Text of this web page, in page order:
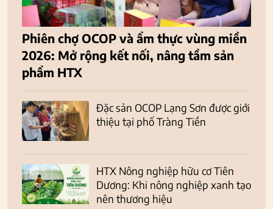
Phiên chợ OCOP và ẩm thực vùng miền
2026: Mở rộng kết nối, nâng tầm sản
phẩm HTX
Đặc sản OCOP Lạng Sơn được giới
thiệu tại phố Tràng Tiền
HTX Nông nghiệp hữu cơ Tiên
Dương: Khi nông nghiệp xanh tạo
nên thương hiệu